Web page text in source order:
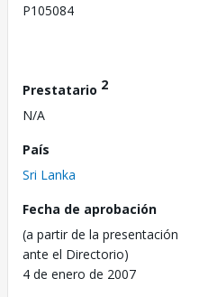
P105084
Prestatario 2
N/A
País
Sri Lanka
Fecha de aprobación
(a partir de la presentación
ante el Directorio)
4 de enero de 2007